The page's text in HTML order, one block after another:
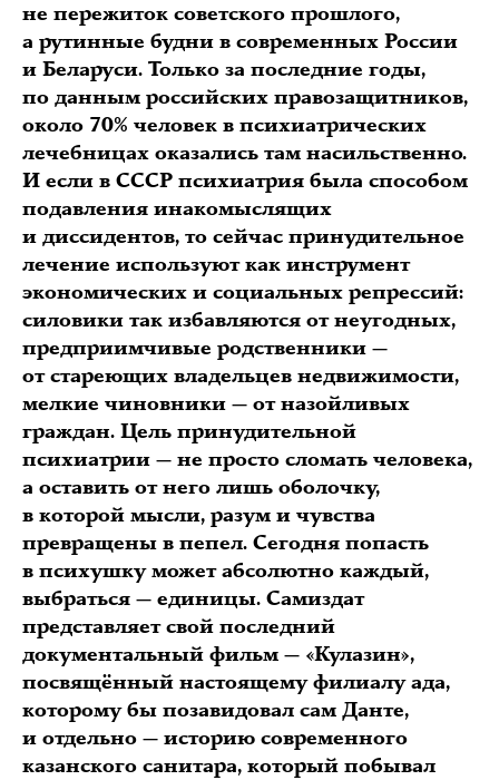
не пережиток советского прошлого,
а рутинные будни в современных России
и Беларуси. Только за последние годы,
по данным российских правозащитников,
около 70% человек в психиатрических
лечебницах оказались там насильственно.
И если в СССР психиатрия была способом
подавления инакомыслящих
и диссидентов, то сейчас принудительное
лечение используют как инструмент
экономических и социальных репрессий:
силовики так избавляются от неугодных,
предприимчивые родственники —
от стареющих владельцев недвижимости,
мелкие чиновники — от назойливых
граждан. Цель принудительной
психиатрии — не просто сломать человека,
а оставить от него лишь оболочку,
в которой мысли, разум и чувства
превращены в пепел. Сегодня попасть
в психушку может абсолютно каждый,
выбраться — единицы. Самиздат
представляет свой последний
документальный фильм — «Кулазин»,
посвящённый настоящему филиалу ада,
которому бы позавидовал сам Данте,
и отдельно — историю современного
казанского санитара, который побывал